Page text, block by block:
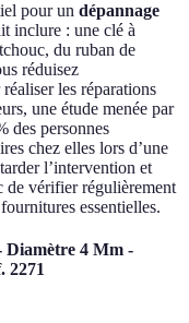
pour un dépannage
inclure : une clé à
du ruban de
réduisez
les réparations
une étude menée par
des personnes
chez elles lors d’une
l’intervention et
de vérifier régulièrement
essentielles.
Diamètre 4 Mm -
2271